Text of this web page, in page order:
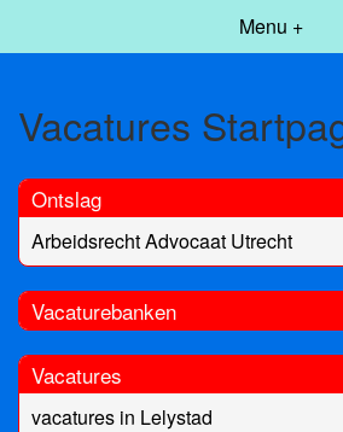
Menu +
Vacatures
Ontslag
Arbeidsrecht Advocaat Utrecht
Vacaturebanken
Vacatures
vacatures in Lelystad